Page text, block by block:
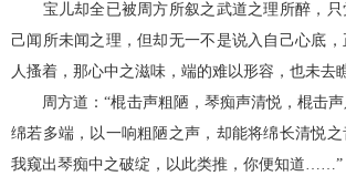
宝儿却全已被周方所叙之武道之理所醉，只
己闻所未闻之理，但却无一不是说入自己心底
人搔着，那心中之滋味，端的难以形容，也未去
周方道：“棍击声粗陋，琴痴声清悦，棍击声
绵若多端，以一响粗陋之声，却能将绵长清悦
我窥出琴痴中之破绽，以此类推，你便知道……”